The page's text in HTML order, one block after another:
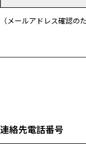
（メールアドレス確認の
連絡先電話番号